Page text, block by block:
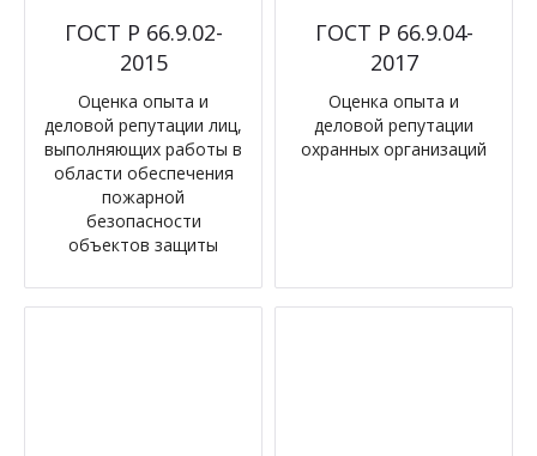
ГОСТ Р 66.9.02-
2015
Оценка опыта и
деловой репутации лиц,
выполняющих работы в
области обеспечения
пожарной
безопасности
объектов защиты
ГОСТ Р 66.9.04-
2017
Оценка опыта и
деловой репутации
охранных организаций